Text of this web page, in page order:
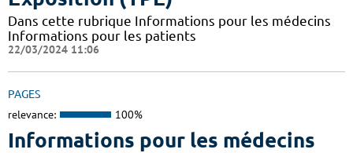
Dans cette rubrique Informations pour les médecins
Informations pour les patients
22/03/2024 11:06
PAGES
relevance: 100%
Informations pour les médecins